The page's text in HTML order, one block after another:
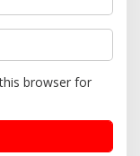
browser for